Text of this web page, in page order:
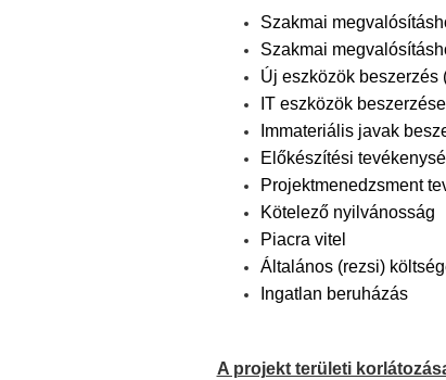
Szakmai
Szakmai
Új eszközök beszerzés
IT eszközök
Immateriális javak
Előkészítési
Projektmenedzsment
Kötelező nyilvánosság
Piacra vitel
Általános (rezsi)
Ingatlan beruházás
A projekt területi